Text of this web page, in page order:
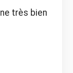
très bien